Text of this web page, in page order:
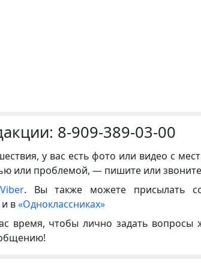
8-909-389-03-00
у вас есть фото или видео с
или проблемой, — пишите или
Viber. Вы также можете присылать
и в«Одноклассниках»
время, чтобы лично задать вопросы